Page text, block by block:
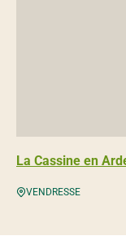
La Cassine en
VENDRESSE